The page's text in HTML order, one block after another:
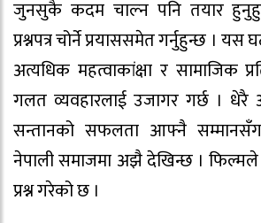
जुनसुकै कदम चाल्न पनि तयार
प्रश्नपत्र चोर्ने प्रयाससमेत गर्नुहुन्छ ।
अत्यधिक महत्वाकांक्षा र सामाजिक
गलत व्यवहारलाई उजागर गर्छ ।
सन्तानको सफलता आफ्नै सम्मानसँग
नेपाली समाजमा अझै देखिन्छ । फिल्मले
प्रश्न गरेको छ ।